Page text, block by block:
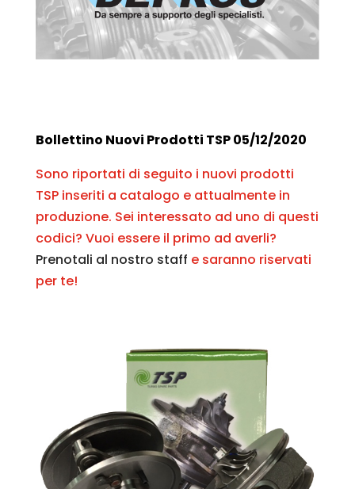
Bollettino Nuovi Prodotti TSP 05/12/2020
Sono riportati di seguito i nuovi prodotti
TSP inseriti a catalogo e attualmente in
produzione. Sei interessato ad uno di questi
codici? Vuoi essere il primo ad averli?
Prenotali al nostro staff e saranno riservati
per te!